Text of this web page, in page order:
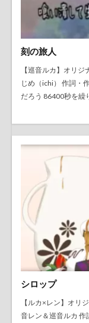
刻の旅人
【巡音ルカ】オリ
じめ（ichi） 作詞・
だろう 86400秒を繰
シロップ
【ルカ×レン】オ
音レン＆巡音ルカ